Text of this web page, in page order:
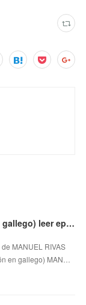
OS COMEDORES DE PATACAS (edición en gallego) leer epub gratis
MANUEL RIVAS
en gallego) MAN…